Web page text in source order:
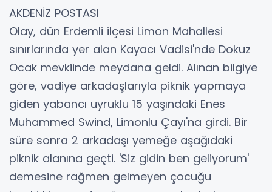
AKDENİZ POSTASI
Olay, dün Erdemli ilçesi Limon Mahallesi
sınırlarında yer alan Kayacı Vadisi'nde Dokuz
Ocak mevkiinde meydana geldi. Alınan bilgiye
göre, vadiye arkadaşlarıyla piknik yapmaya
giden yabancı uyruklu 15 yaşındaki Enes
Muhammed Swind, Limonlu Çayı'na girdi. Bir
süre sonra 2 arkadaşı yemeğe aşağıdaki
piknik alanına geçti. 'Siz gidin ben geliyorum'
demesine rağmen gelmeyen çocuğu